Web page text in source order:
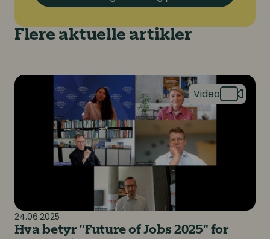
Flere aktuelle artikler
24.06.2025
Hva betyr "Future of Jobs 2025" for
Hva betyr "Future of Jobs 2025" for deg som jobber